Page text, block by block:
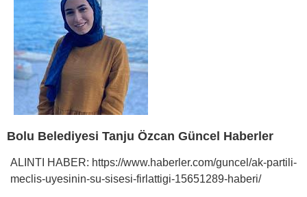
Bolu Belediyesi Tanju Özcan Güncel Haberler
ALINTI HABER: https://www.haberler.com/guncel/ak-partili-
meclis-uyesinin-su-sisesi-firlattigi-15651289-haberi/